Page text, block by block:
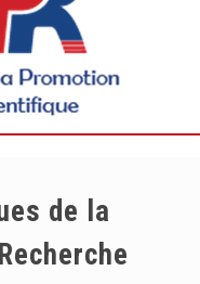
de la